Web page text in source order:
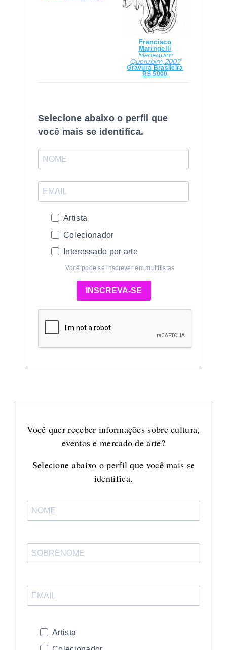
Francisco
Maringelli
Manequim
Querubim, 2007
Gravura Brasileira
R$ 5000
Selecione abaixo o perfil que
você mais se identifica.
Artista
Colecionador
Interessado por arte
Você pode se inscrever em multilistas
INSCREVA-SE
Você quer receber informações sobre cultura,
eventos e mercado de arte?
Selecione abaixo o perfil que você mais se
identifica.
Artista